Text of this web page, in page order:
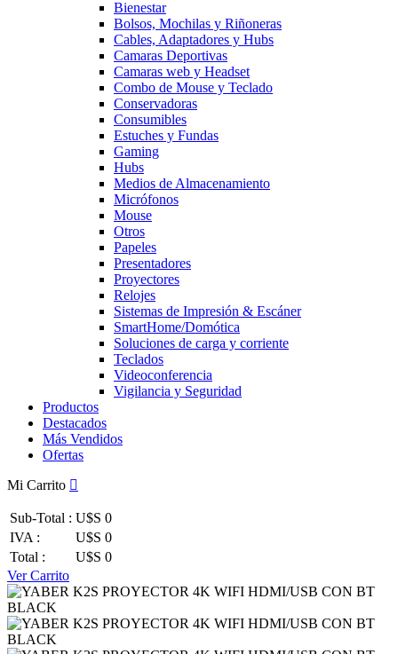
Bienestar
Bolsos, Mochilas y Riñoneras
Cables, Adaptadores y Hubs
Camaras Deportivas
Camaras web y Headset
Combo de Mouse y Teclado
Conservadoras
Consumibles
Estuches y Fundas
Gaming
Hubs
Medios de Almacenamiento
Micrófonos
Mouse
Otros
Papeles
Presentadores
Proyectores
Relojes
Sistemas de Impresión & Escáner
SmartHome/Domótica
Soluciones de carga y corriente
Teclados
Videoconferencia
Vigilancia y Seguridad
Productos
Destacados
Más Vendidos
Ofertas
Mi Carrito
Sub-Total : U$S 0
IVA :
U$S 0
Total :
U$S 0
Ver Carrito